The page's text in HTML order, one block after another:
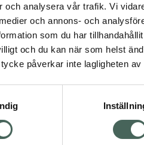
och analysera vår trafik. Vi
och annons- och
som du har
och du kan när som helst
påverkar inte lagligheten